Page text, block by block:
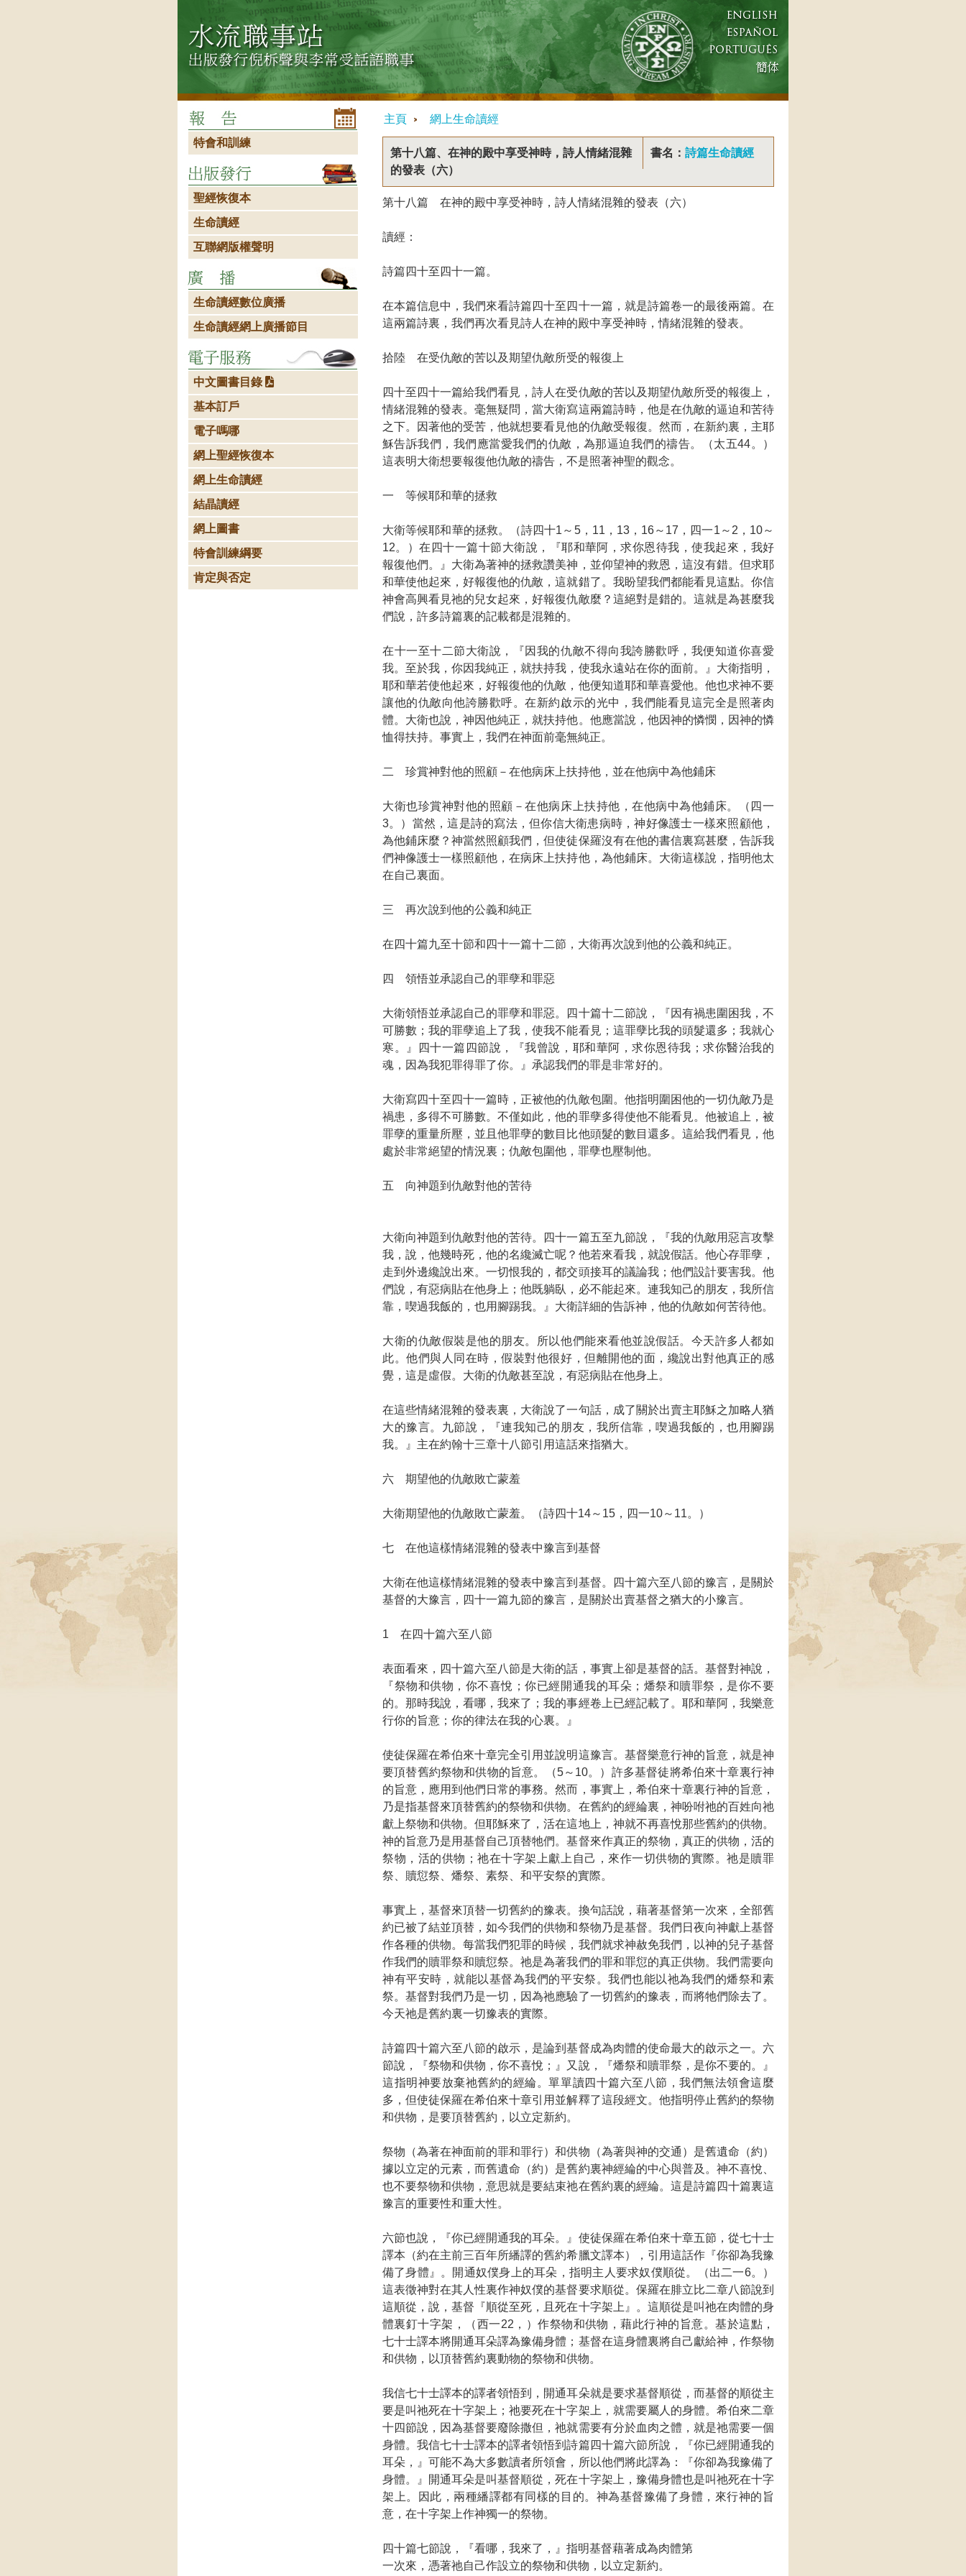
主頁 網上生命讀經
第十八篇、在神的殿中享受神時，詩人情緒混雜
的發表（六）
書名： 詩篇生命讀經
第十八篇 在神的殿中享受神時，詩人情緒混雜的發表（六）
讀經：
詩篇四十至四十一篇。
在本篇信息中，我們來看詩篇四十至四十一篇，就是詩篇卷一的最後兩篇。在
這兩篇詩裏，我們再次看見詩人在神的殿中享受神時，情緒混雜的發表。
拾陸 在受仇敵的苦以及期望仇敵所受的報復上
四十至四十一篇給我們看見，詩人在受仇敵的苦以及期望仇敵所受的報復上，
情緒混雜的發表。毫無疑問，當大衛寫這兩篇詩時，他是在仇敵的逼迫和苦待
之下。因著他的受苦，他就想要看見他的仇敵受報復。然而，在新約裏，主耶
穌告訴我們，我們應當愛我們的仇敵，為那逼迫我們的禱告。（太五44。）
這表明大衛想要報復他仇敵的禱告，不是照著神聖的觀念。
一 等候耶和華的拯救
大衛等候耶和華的拯救。（詩四十1～5，11，13，16～17，四一1～2，10～
12。）在四十一篇十節大衛說，『耶和華阿，求你恩待我，使我起來，我好
報復他們。』大衛為著神的拯救讚美神，並仰望神的救恩，這沒有錯。但求耶
和華使他起來，好報復他的仇敵，這就錯了。我盼望我們都能看見這點。你信
神會高興看見祂的兒女起來，好報復仇敵麼？這絕對是錯的。這就是為甚麼我
們說，許多詩篇裏的記載都是混雜的。
在十一至十二節大衛說，『因我的仇敵不得向我誇勝歡呼，我便知道你喜愛
我。至於我，你因我純正，就扶持我，使我永遠站在你的面前。』大衛指明，
耶和華若使他起來，好報復他的仇敵，他便知道耶和華喜愛他。他也求神不要
讓他的仇敵向他誇勝歡呼。在新約啟示的光中，我們能看見這完全是照著肉
體。大衛也說，神因他純正，就扶持他。他應當說，他因神的憐憫，因神的憐
恤得扶持。事實上，我們在神面前毫無純正。
二 珍賞神對他的照顧－在他病床上扶持他，並在他病中為他鋪床
大衛也珍賞神對他的照顧－在他病床上扶持他，在他病中為他鋪床。（四一
3。）當然，這是詩的寫法，但你信大衛患病時，神好像護士一樣來照顧他，
為他鋪床麼？神當然照顧我們，但使徒保羅沒有在他的書信裏寫甚麼，告訴我
們神像護士一樣照顧他，在病床上扶持他，為他鋪床。大衛這樣說，指明他太
在自己裏面。
三 再次說到他的公義和純正
在四十篇九至十節和四十一篇十二節，大衛再次說到他的公義和純正。
四 領悟並承認自己的罪孽和罪惡
大衛領悟並承認自己的罪孽和罪惡。四十篇十二節說，『因有禍患圍困我，不
可勝數；我的罪孽追上了我，使我不能看見；這罪孽比我的頭髮還多；我就心
寒。』四十一篇四節說，『我曾說，耶和華阿，求你恩待我；求你醫治我的
魂，因為我犯罪得罪了你。』承認我們的罪是非常好的。
大衛寫四十至四十一篇時，正被他的仇敵包圍。他指明圍困他的一切仇敵乃是
禍患，多得不可勝數。不僅如此，他的罪孽多得使他不能看見。他被追上，被
罪孽的重量所壓，並且他罪孽的數目比他頭髮的數目還多。這給我們看見，他
處於非常絕望的情況裏；仇敵包圍他，罪孽也壓制他。
五 向神題到仇敵對他的苦待
大衛向神題到仇敵對他的苦待。四十一篇五至九節說，『我的仇敵用惡言攻擊
我，說，他幾時死，他的名纔滅亡呢？他若來看我，就說假話。他心存罪孽，
走到外邊纔說出來。一切恨我的，都交頭接耳的議論我；他們設計要害我。他
們說，有惡病貼在他身上；他既躺臥，必不能起來。連我知己的朋友，我所信
靠，喫過我飯的，也用腳踢我。』大衛詳細的告訴神，他的仇敵如何苦待他。
大衛的仇敵假裝是他的朋友。所以他們能來看他並說假話。今天許多人都如
此。他們與人同在時，假裝對他很好，但離開他的面，纔說出對他真正的感
覺，這是虛假。大衛的仇敵甚至說，有惡病貼在他身上。
在這些情緒混雜的發表裏，大衛說了一句話，成了關於出賣主耶穌之加略人猶
大的豫言。九節說，『連我知己的朋友，我所信靠，喫過我飯的，也用腳踢
我。』主在約翰十三章十八節引用這話來指猶大。
六 期望他的仇敵敗亡蒙羞
大衛期望他的仇敵敗亡蒙羞。（詩四十14～15，四一10～11。）
七 在他這樣情緒混雜的發表中豫言到基督
大衛在他這樣情緒混雜的發表中豫言到基督。四十篇六至八節的豫言，是關於
基督的大豫言，四十一篇九節的豫言，是關於出賣基督之猶大的小豫言。
1 在四十篇六至八節
表面看來，四十篇六至八節是大衛的話，事實上卻是基督的話。基督對神說，
『祭物和供物，你不喜悅；你已經開通我的耳朵；燔祭和贖罪祭，是你不要
的。那時我說，看哪，我來了；我的事經卷上已經記載了。耶和華阿，我樂意
行你的旨意；你的律法在我的心裏。』
使徒保羅在希伯來十章完全引用並說明這豫言。基督樂意行神的旨意，就是神
要頂替舊約祭物和供物的旨意。（5～10。）許多基督徒將希伯來十章裏行神
的旨意，應用到他們日常的事務。然而，事實上，希伯來十章裏行神的旨意，
乃是指基督來頂替舊約的祭物和供物。在舊約的經綸裏，神吩咐祂的百姓向祂
獻上祭物和供物。但耶穌來了，活在這地上，神就不再喜悅那些舊約的供物。
神的旨意乃是用基督自己頂替牠們。基督來作真正的祭物，真正的供物，活的
祭物，活的供物；祂在十字架上獻上自己，來作一切供物的實際。祂是贖罪
祭、贖愆祭、燔祭、素祭、和平安祭的實際。
事實上，基督來頂替一切舊約的豫表。換句話說，藉著基督第一次來，全部舊
約已被了結並頂替，如今我們的供物和祭物乃是基督。我們日夜向神獻上基督
作各種的供物。每當我們犯罪的時候，我們就求神赦免我們，以神的兒子基督
作我們的贖罪祭和贖愆祭。祂是為著我們的罪和罪愆的真正供物。我們需要向
神有平安時，就能以基督為我們的平安祭。我們也能以祂為我們的燔祭和素
祭。基督對我們乃是一切，因為祂應驗了一切舊約的豫表，而將牠們除去了。
今天祂是舊約裏一切豫表的實際。
詩篇四十篇六至八節的啟示，是論到基督成為肉體的使命最大的啟示之一。六
節說，『祭物和供物，你不喜悅；』又說，『燔祭和贖罪祭，是你不要的。』
這指明神要放棄祂舊約的經綸。單單讀四十篇六至八節，我們無法領會這麼
多，但使徒保羅在希伯來十章引用並解釋了這段經文。他指明停止舊約的祭物
和供物，是要頂替舊約，以立定新約。
祭物（為著在神面前的罪和罪行）和供物（為著與神的交通）是舊遺命（約）
據以立定的元素，而舊遺命（約）是舊約裏神經綸的中心與普及。神不喜悅、
也不要祭物和供物，意思就是要結束祂在舊約裏的經綸。這是詩篇四十篇裏這
豫言的重要性和重大性。
六節也說，『你已經開通我的耳朵。』使徒保羅在希伯來十章五節，從七十士
譯本（約在主前三百年所繙譯的舊約希臘文譯本），引用這話作『你卻為我豫
備了身體』。開通奴僕身上的耳朵，指明主人要求奴僕順從。（出二一6。）
這表徵神對在其人性裏作神奴僕的基督要求順從。保羅在腓立比二章八節說到
這順從，說，基督『順從至死，且死在十字架上』。這順從是叫祂在肉體的身
體裏釘十字架，（西一22，）作祭物和供物，藉此行神的旨意。基於這點，
七十士譯本將開通耳朵譯為豫備身體；基督在這身體裏將自己獻給神，作祭物
和供物，以頂替舊約裏動物的祭物和供物。
我信七十士譯本的譯者領悟到，開通耳朵就是要求基督順從，而基督的順從主
要是叫祂死在十字架上；祂要死在十字架上，就需要屬人的身體。希伯來二章
十四節說，因為基督要廢除撒但，祂就需要有分於血肉之體，就是祂需要一個
身體。我信七十士譯本的譯者領悟到詩篇四十篇六節所說，『你已經開通我的
耳朵，』可能不為大多數讀者所領會，所以他們將此譯為：『你卻為我豫備了
身體。』開通耳朵是叫基督順從，死在十字架上，豫備身體也是叫祂死在十字
架上。因此，兩種繙譯都有同樣的目的。神為基督豫備了身體，來行神的旨
意，在十字架上作神獨一的祭物。
四十篇七節說，『看哪，我來了，』指明基督藉著成為肉體第
一次來，憑著祂自己作設立的祭物和供物，以立定新約。
特會和訓練
聖經恢復本
生命讀經
互聯網版權聲明
生命讀經數位廣播
生命讀經網上廣播節目
中文圖書目錄
基本訂戶
電子嗎哪
網上聖經恢復本
網上生命讀經
結晶讀經
網上圖書
特會訓練綱要
肯定與否定